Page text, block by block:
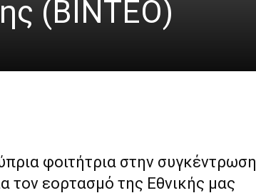
(ΒΙΝΤΕΟ)
φοιτήτρια στην συγκέντρωση
τον εορτασμό της Εθνικής μας